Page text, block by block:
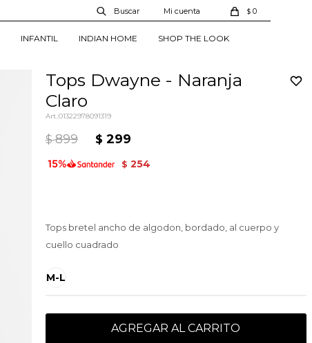
INFANTIL INDIAN HOME SHOP THE LOOK
$ 0
Tops Dwayne - Naranja
Claro
01322978091319
$ 899 $ 299
$ 254
Tops bretel ancho de algodon, bordado, al cuerpo y
cuello cuadrado
M-L
AGREGAR AL CARRITO